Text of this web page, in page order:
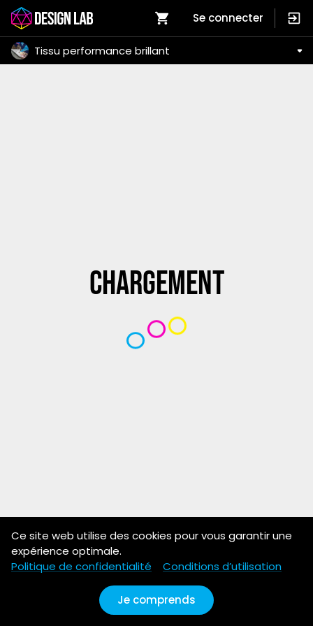
Tissu performance brillant
Se connecter
Chargement
Ce site web utilise des cookies pour vous garantir une
expérience optimale.
Politique de confidentialité
Conditions d’utilisation
Je comprends